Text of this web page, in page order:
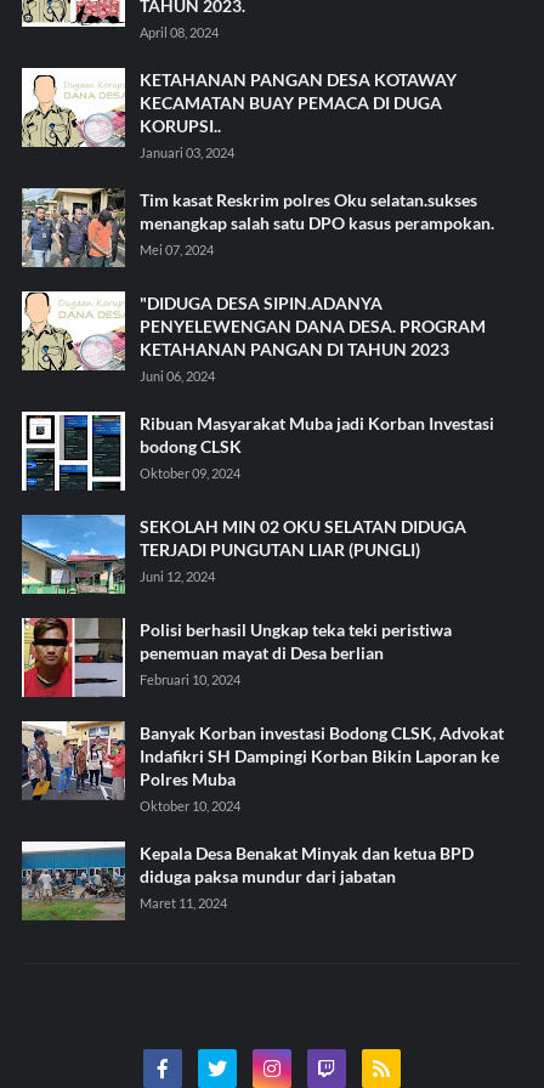
TAHUN 2023.
April 08, 2024
KETAHANAN PANGAN DESA KOTAWAY
KECAMATAN BUAY PEMACA DI DUGA
KORUPSI..
Januari 03, 2024
Tim kasat Reskrim polres Oku selatan.sukses
menangkap salah satu DPO kasus perampokan.
Mei 07, 2024
"DIDUGA DESA SIPIN.ADANYA
PENYELEWENGAN DANA DESA. PROGRAM
KETAHANAN PANGAN DI TAHUN 2023
Juni 06, 2024
Ribuan Masyarakat Muba jadi Korban Investasi
bodong CLSK
Oktober 09, 2024
SEKOLAH MIN 02 OKU SELATAN DIDUGA
TERJADI PUNGUTAN LIAR (PUNGLI)
Juni 12, 2024
Polisi berhasil Ungkap teka teki peristiwa
penemuan mayat di Desa berlian
Februari 10, 2024
Banyak Korban investasi Bodong CLSK, Advokat
Indafikri SH Dampingi Korban Bikin Laporan ke
Polres Muba
Oktober 10, 2024
Kepala Desa Benakat Minyak dan ketua BPD
diduga paksa mundur dari jabatan
Maret 11, 2024